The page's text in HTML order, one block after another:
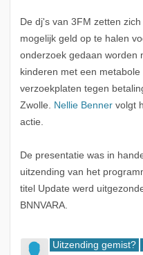
De dj's van 3FM zetten
mogelijk geld op te halen
onderzoek gedaan worden
kinderen met een
verzoekplaten tegen
Zwolle. Nellie Bennervolgt
actie.
De presentatie was in
uitzending van het
titel Update werd
BNNVARA.
Uitzending gemist?